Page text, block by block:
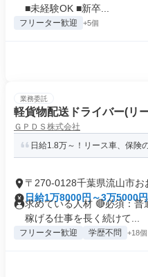
■未経験OK ■新卒...
フリーター歓迎 +5個
業務委託
軽貨物配送ドライバー(リ
ＧＰＤＳ株式会社
日給1.8万～！リース車、保険
〒270-0128千葉県流山市お
日給1万8000円～3万5000円
求めている人材 🔴必須：
稼げる仕事を長く続けて...
フリーター歓迎 学歴不問 +18個